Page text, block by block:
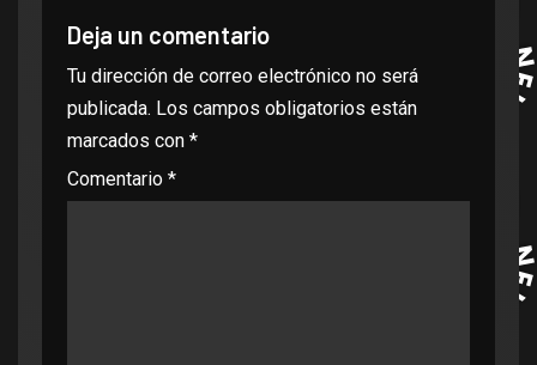
Deja un comentario
Tu dirección de correo electrónico no será
publicada. Los campos obligatorios están
marcados con *
Comentario *